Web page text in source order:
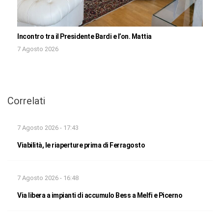
Incontro tra il Presidente Bardi e l’on. Mattia
7 Agosto 2026
Correlati
7 Agosto 2026 - 17:43
Viabilità, le riaperture prima di Ferragosto
7 Agosto 2026 - 16:48
Via libera a impianti di accumulo Bess a Melfi e Picerno